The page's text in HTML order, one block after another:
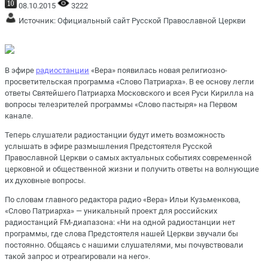
08.10.2015
3222
Источник: Официальный сайт Русской Православной Церкви
В эфире радиостанции «Вера» появилась новая религиозно-
просветительская программа «Слово Патриарха». В ее основу легли
ответы Святейшего Патриарха Московского и всея Руси Кирилла на
вопросы телезрителей программы «Слово пастыря» на Первом
канале.
Теперь слушатели радиостанции будут иметь возможность
услышать в эфире размышления Предстоятеля Русской
Православной Церкви о самых актуальных событиях современной
церковной и общественной жизни и получить ответы на волнующие
их духовные вопросы.
По словам главного редактора радио «Вера» Ильи Кузьменкова,
«Слово Патриарха» — уникальный проект для российских
радиостанций FM-диапазона: «Ни на одной радиостанции нет
программы, где слова Предстоятеля нашей Церкви звучали бы
постоянно. Общаясь с нашими слушателями, мы почувствовали
такой запрос и отреагировали на него».